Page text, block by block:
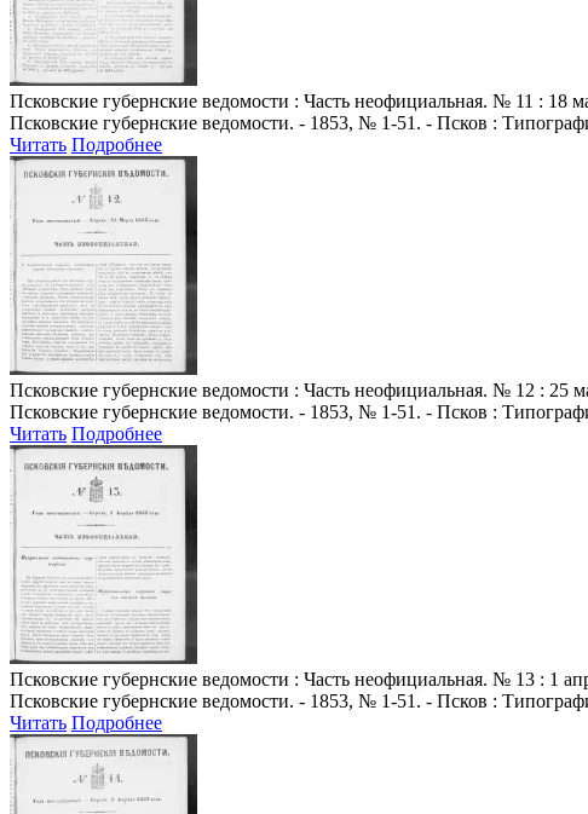
Псковские губернские ведомости : Часть неофициальная. № 11 : 18
Псковские губернские ведомости. - 1853, № 1-51. - Псков :
Читать Подробнее
Псковские губернские ведомости : Часть неофициальная. № 12 : 25
Псковские губернские ведомости. - 1853, № 1-51. - Псков :
Читать Подробнее
Псковские губернские ведомости : Часть неофициальная. № 13 : 1
Псковские губернские ведомости. - 1853, № 1-51. - Псков :
Читать Подробнее